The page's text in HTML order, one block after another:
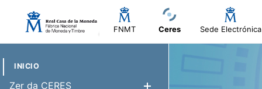
FNMT Ceres Sede Electrónica
INICIO
Zer da CERES